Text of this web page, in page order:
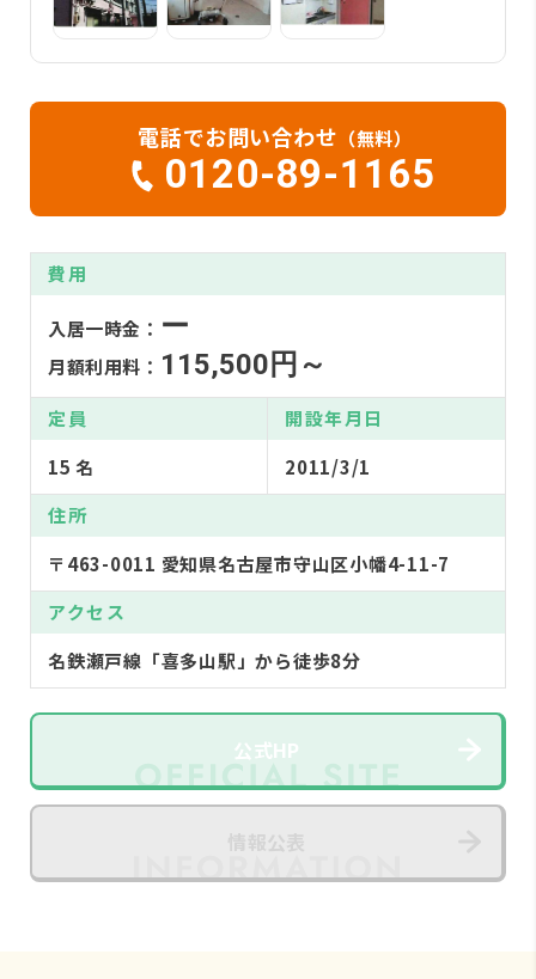
電話でお問い合わせ （無料）
0120-89-1165
費用
入居一時金： ー
月額利用料： 115,500円～
定員
15 名
開設年月日
2011/3/1
住所
〒463-0011 愛知県名古屋市守山区小幡4-11-7
アクセス
名鉄瀬戸線「喜多山駅」から徒歩8分
公式HP